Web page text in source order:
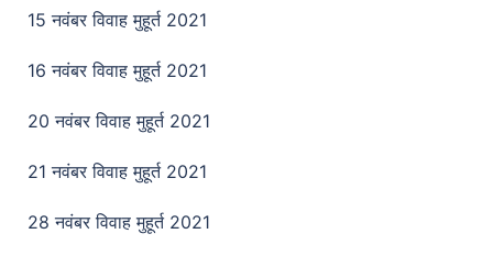
15 नवंबर विवाह मुहूर्त 2021
16 नवंबर विवाह मुहूर्त 2021
20 नवंबर विवाह मुहूर्त 2021
21 नवंबर विवाह मुहूर्त 2021
28 नवंबर विवाह मुहूर्त 2021